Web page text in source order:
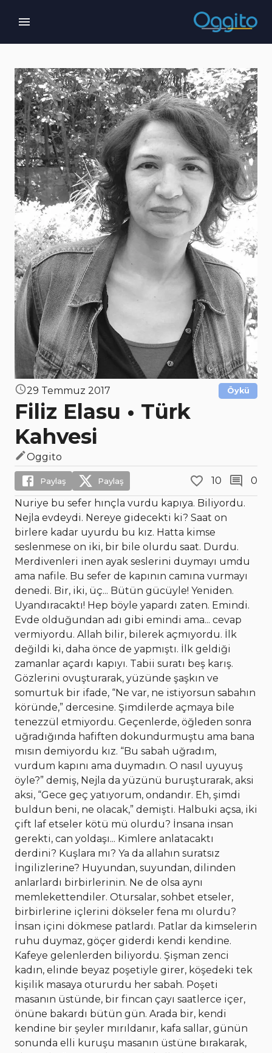
29 Temmuz 2017 Öykü
Filiz Elasu • Türk
Kahvesi
Oggito
Paylaş Paylaş 10
0
Nuriye bu sefer hınçla vurdu kapıya. Biliyordu.
Nejla evdeydi. Nereye gidecekti ki? Saat on
birlere kadar uyurdu bu kız. Hatta kimse
seslenmese on iki, bir bile olurdu saat. Durdu.
Merdivenleri inen ayak seslerini duymayı umdu
ama nafile. Bu sefer de kapının camına vurmayı
denedi. Bir, iki, üç... Bütün gücüyle! Yeniden.
Uyandıracaktı! Hep böyle yapardı zaten. Emindi.
Evde olduğundan adı gibi emindi ama... cevap
vermiyordu. Allah bilir, bilerek açmıyordu. İlk
değildi ki, daha önce de yapmıştı. İlk geldiği
zamanlar açardı kapıyı. Tabii suratı beş karış.
Gözlerini ovuşturarak, yüzünde şaşkın ve
somurtuk bir ifade, “Ne var, ne istiyorsun sabahın
köründe,” dercesine. Şimdilerde açmaya bile
tenezzül etmiyordu. Geçenlerde, öğleden sonra
uğradığında hafiften dokundurmuştu ama bana
mısın demiyordu kız. “Bu sabah uğradım,
vurdum kapını ama duymadın. O nasıl uyuyuş
öyle?” demiş, Nejla da yüzünü buruşturarak, aksi
aksi, “Gece geç yatıyorum, ondandır. Eh, şimdi
buldun beni, ne olacak,” demişti. Halbuki açsa, iki
çift laf etseler kötü mü olurdu? İnsana insan
gerekti, can yoldaşı... Kimlere anlatacaktı
derdini? Kuşlara mı? Ya da allahın suratsız
İngilizlerine? Huyundan, suyundan, dilinden
anlarlardı birbirlerinin. Ne de olsa aynı
memlekettendiler. Otursalar, sohbet etseler,
birbirlerine içlerini dökseler fena mı olurdu?
İnsan içini dökmese patlardı. Patlar da kimselerin
ruhu duymaz, göçer giderdi kendi kendine.
Kafeye gelenlerden biliyordu. Şişman zenci
kadın, elinde beyaz poşetiyle girer, köşedeki tek
kişilik masaya otururdu her sabah. Poşeti
masanın üstünde, bir fincan çayı saatlerce içer,
önüne bakardı bütün gün. Arada bir, kendi
kendine bir şeyler mırıldanır, kafa sallar, günün
sonunda elli kuruşu masanın üstüne bırakarak,